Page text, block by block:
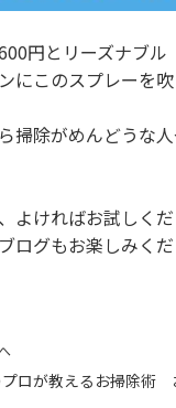
円とリーズナブル
にこのスプレーを
掃除がめんどうな
よければお試しくだ
ログもお楽しみくだ
ロが教えるお掃除術